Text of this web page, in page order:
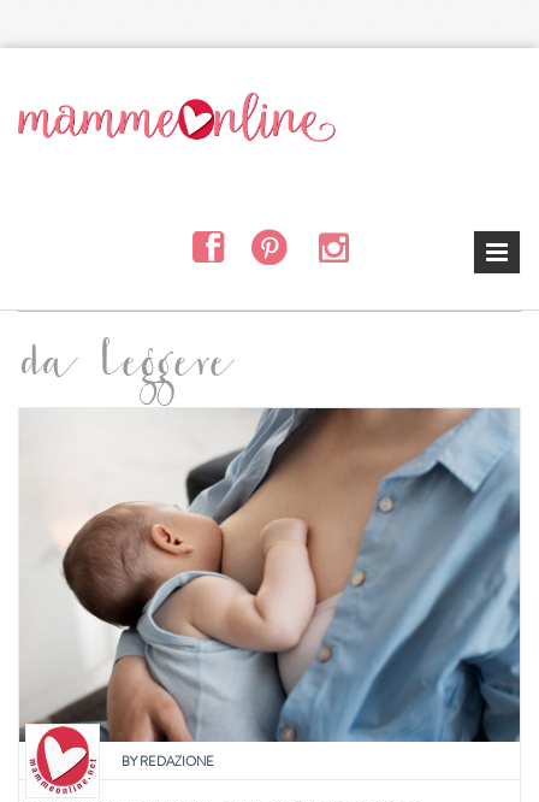
da leggere
BYREDAZIONE